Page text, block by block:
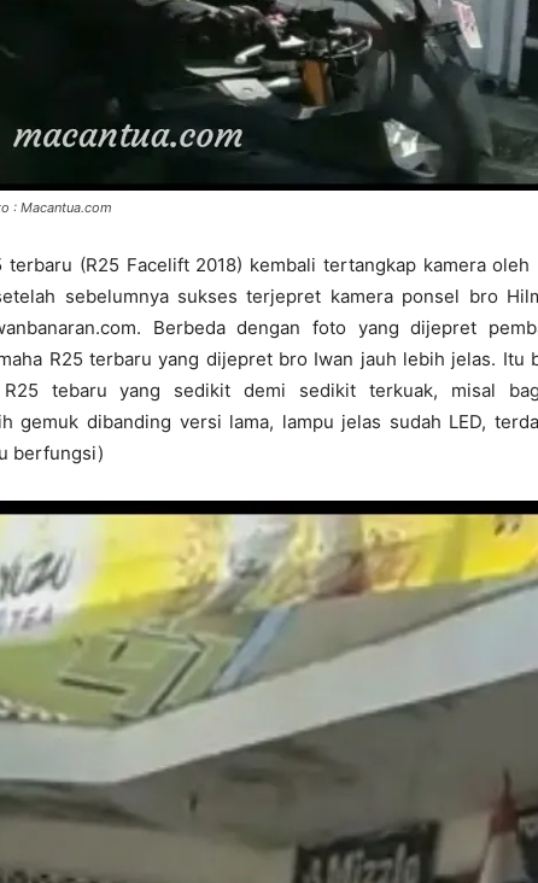
: Macantua.com
terbaru (R25 Facelift 2018) kembali tertangkap kamera oleh
sebelumnya sukses terjepret kamera ponsel bro
Berbeda dengan foto yang dijepret
R25 terbaru yang dijepret bro Iwan jauh lebih jelas. Itu
tebaru yang sedikit demi sedikit terkuak, misal
gemuk dibanding versi lama, lampu jelas sudah LED,
berfungsi)